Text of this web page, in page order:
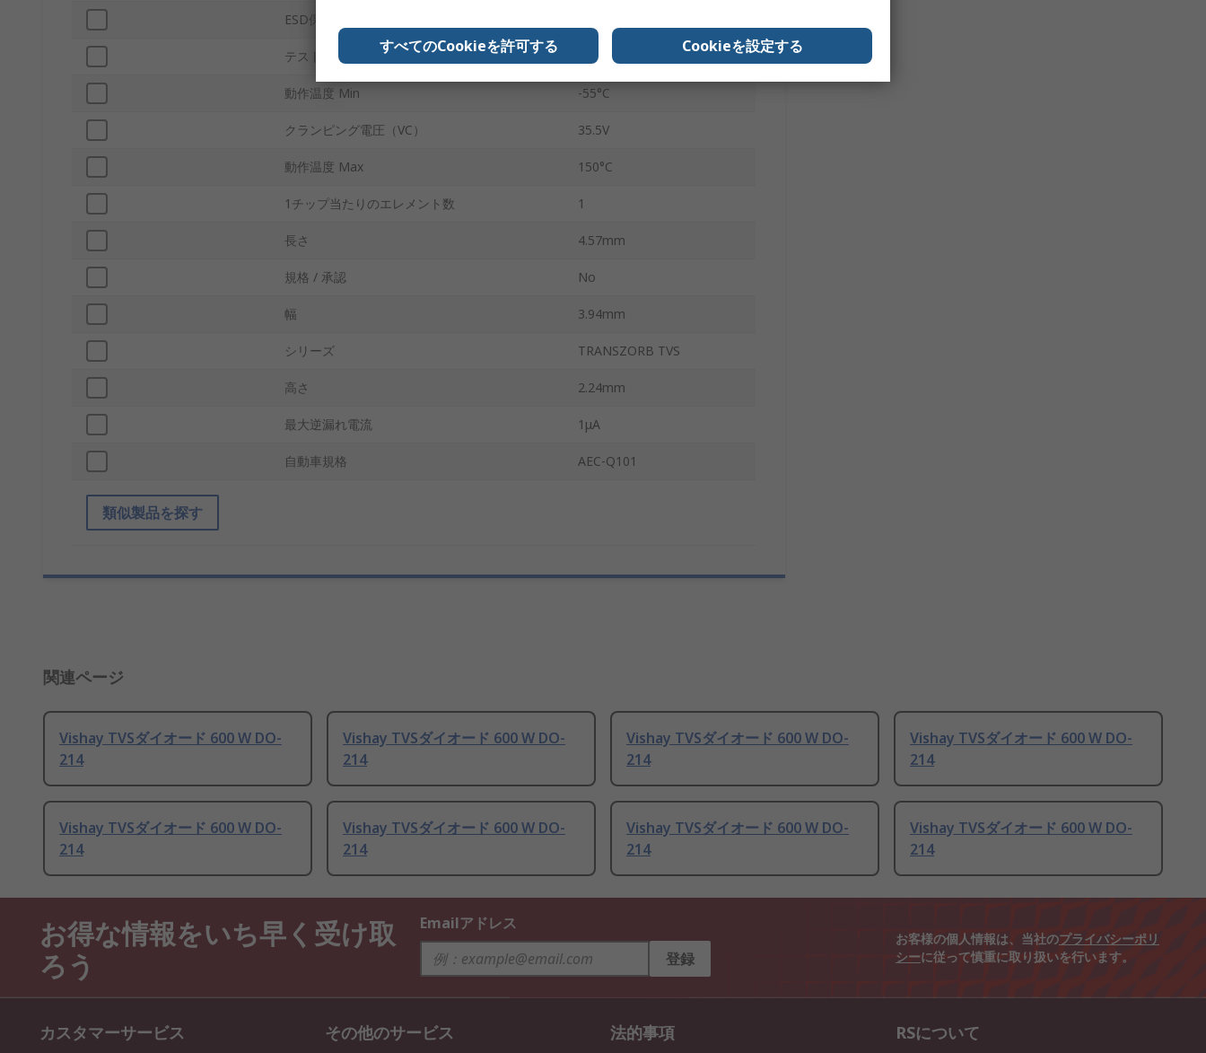
ESD保護
テスト電流 It 1mA
動作温度 Min -55°C
クランピング電圧（VC） 35.5V
動作温度 Max 150°C
1チップ当たりのエレメント数 1
長さ 4.57mm
規格 / 承認 No
幅 3.94mm
シリーズ TRANSZORB TVS
高さ 2.24mm
最大逆漏れ電流 1μA
自動車規格 AEC-Q101
類似製品を探す
関連ページ
Vishay TVSダイオード 600 W DO-
214
Vishay TVSダイオード 600 W DO-
214
Vishay TVSダイオード 600 W DO-
214
Vishay TVSダイオード 600 W DO-
214
Vishay TVSダイオード 600 W DO-
214
Vishay TVSダイオード 600 W DO-
214
Vishay TVSダイオード 600 W DO-
214
Vishay TVSダイオード 600 W DO-
214
お得な情報をいち早く受け取
ろう
Emailアドレス
登録
お客様の個人情報は、当社のプライバシーポリ
シーに従って慎重に取り扱いを行います。
カスタマーサービス その他のサービス 法的事項 RSについて
すべてのCookieを許可する Cookieを設定する